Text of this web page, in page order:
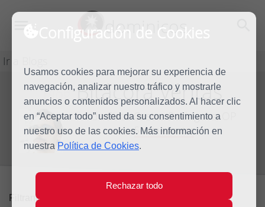
Configuración de Cookies
Usamos cookies para mejorar su experiencia de
navegación, analizar nuestro tráfico y mostrarle
anuncios o contenidos personalizados. Al hacer clic
en “Aceptar todo” usted da su consentimiento a
nuestro uso de las cookies. Más información en
nuestra Política de Cookies.
Rechazar todo
dominicos
Ir a Blogs
BlogBitácora Véritas
de Sixto Castro Rodríguez, OP
Sobre el autor
Filtrando por: